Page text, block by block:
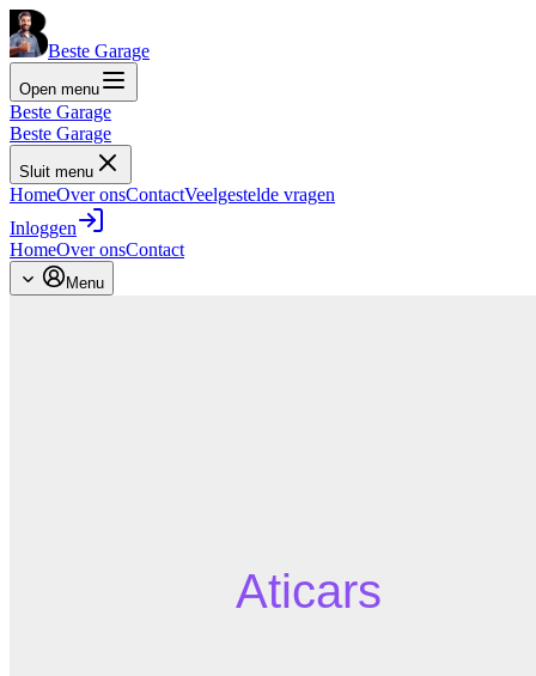
Beste Garage
Open menu
Beste Garage
Beste Garage
Sluit menu
HomeOver onsContactVeelgestelde vragen
Inloggen
HomeOver onsContact
Menu